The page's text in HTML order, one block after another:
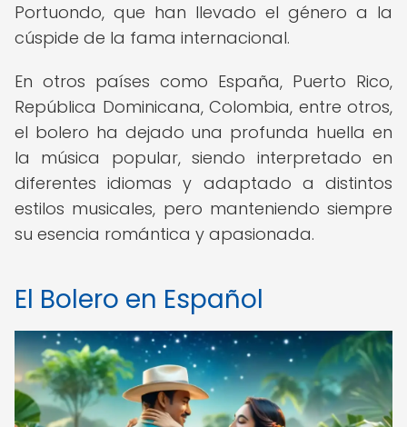
Portuondo, que han llevado el género a la
cúspide de la fama internacional.
En otros países como España, Puerto Rico,
República Dominicana, Colombia, entre otros,
el bolero ha dejado una profunda huella en
la música popular, siendo interpretado en
diferentes idiomas y adaptado a distintos
estilos musicales, pero manteniendo siempre
su esencia romántica y apasionada.
El Bolero en Español